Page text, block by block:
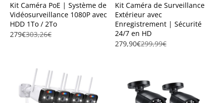
Kit Caméra PoE | Système de
Vidéosurveillance 1080P avec
HDD 1To / 2To
279€303,26€
Kit Caméra de Surveillance
Extérieur avec
Enregistrement | Sécurité
24/7 en HD
279,90€299,99€